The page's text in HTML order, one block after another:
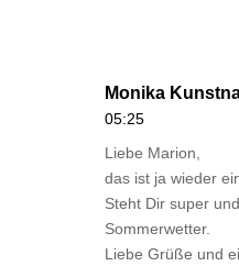
Monika
05:25
Liebe Marion,
das ist ja wieder
Steht Dir super
Sommerwetter.
Liebe Grüße und